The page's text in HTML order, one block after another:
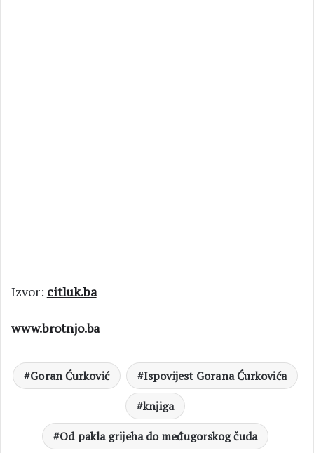
Izvor: citluk.ba
www.brotnjo.ba
Goran Ćurković
Ispovijest Gorana Ćurkovića
knjiga
Od pakla grijeha do međugorskog čuda